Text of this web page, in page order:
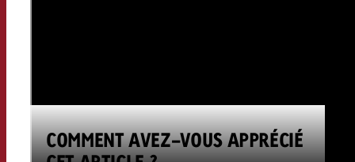
COMMENT AVEZ-VOUS APPRÉCIÉ